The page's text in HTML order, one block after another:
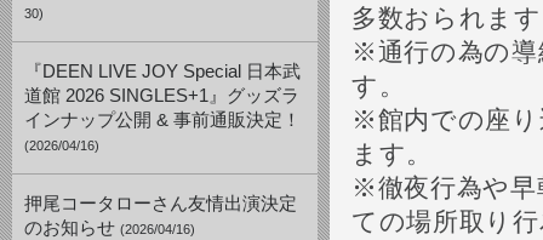
30)
『DEEN LIVE JOY Special 日本武
道館 2026 SINGLES+1』グッズラ
インナップ公開 & 事前通販決定！
(2026/04/16)
押尾コータローさん友情出演決定
のお知らせ (2026/04/16)
多数おられま
※通行の為の
す。
※館内での座り
ます。
※徹夜行為や早
ての場所取り